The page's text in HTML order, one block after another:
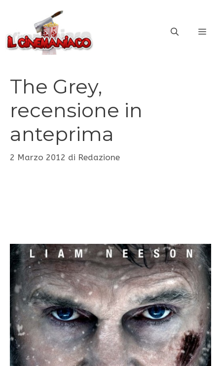
contenuto
The Grey,
recensione in
anteprima
2 Marzo 2012 di Redazione